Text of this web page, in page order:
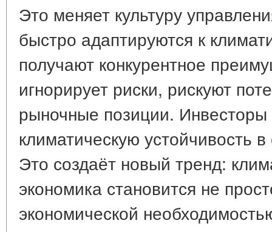
Это меняет культуру
быстро адаптируются к
получают конкурентное
игнорирует риски, рискуют
рыночные позиции.
климатическую устойчивость
Это создаёт новый тренд:
экономика становится не
экономической